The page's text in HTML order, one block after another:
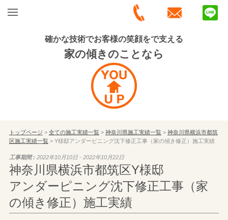
確かな技術でお客様の笑顔をで支える
家の傾きのことなら
トップページ > 全ての施工実績一覧> 神奈川県施工実績一覧> 神奈川県横浜市都筑
区施工実績一覧> Y様邸アンダーピニング沈下修正工事（家の傾き修正）施工実績
工事期間 : 2022年10月10日 - 2022年10月22日
神奈川県横浜市都筑区Y様邸
アンダーピニング沈下修正工事（家
の傾き修正）施工実績